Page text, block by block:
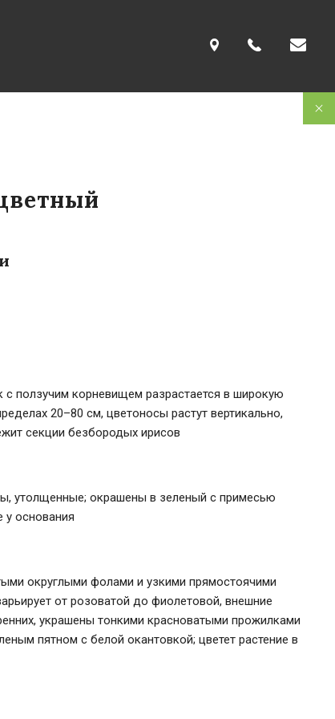
с ползучим корневищем разрастается в широкую
20–80 см, цветоносы растут вертикально,
секции безбородых ирисов
утолщенные; окрашены в зеленый с примесью
у основания
округлыми фолами и узкими прямостоячими
от розоватой до фиолетовой, внешние
украшены тонкими красноватыми прожилками
пятном с белой окантовкой; цветет растение в